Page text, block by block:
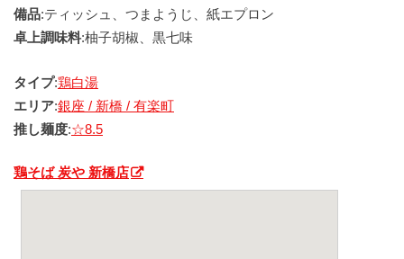
備品:ティッシュ、つまようじ、紙エプロン
卓上調味料:柚子胡椒、黒七味
タイプ:鶏白湯
エリア:銀座 / 新橋 / 有楽町
推し麺度:☆8.5
鶏そば 炭や 新橋店